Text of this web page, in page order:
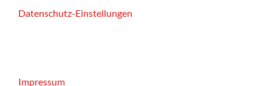
Datenschutz-Einstellungen
Impressum